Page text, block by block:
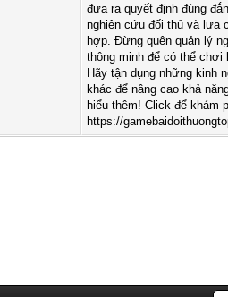
đưa ra quyết định đúng
nghiên cứu đối thủ và lựa
hợp. Đừng quên quản lý
thông minh để có thể chơi
Hãy tận dụng những kinh
khác để nâng cao khả
hiểu thêm! Click để khám
https://